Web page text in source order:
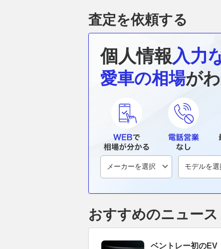
査定を依頼する
個人情報入力
愛車の相場が
おすすめのニュース
ベントレー初の